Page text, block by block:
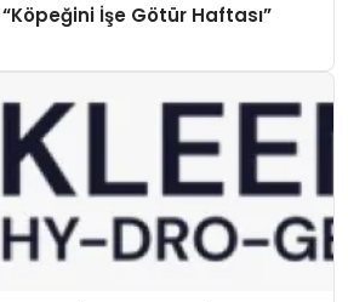
İşe Götür Haftası”